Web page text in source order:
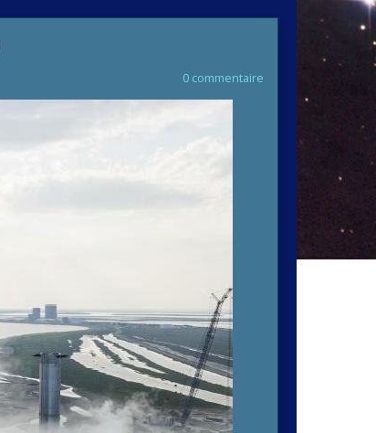
0 commentaire